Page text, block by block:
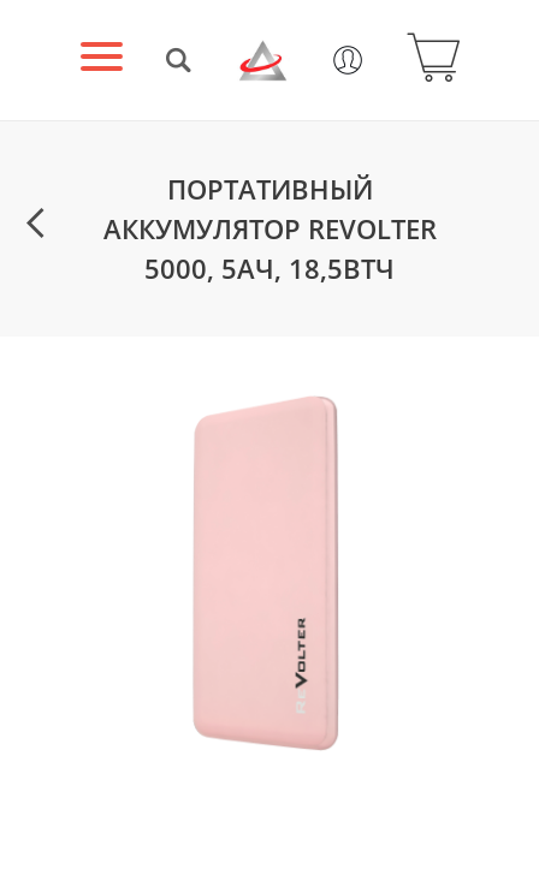
ПОРТАТИВНЫЙ
АККУМУЛЯТОР REVOLTER
5000, 5АЧ, 18,5ВТЧ